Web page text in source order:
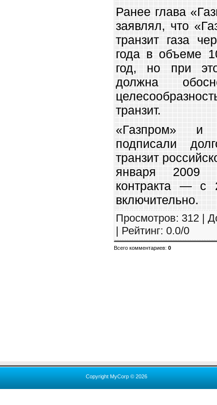
Ранее глава
заявлял, что
транзит газа
года в объеме
год, но при
должна
транзит.
«Газпром» и
подписали
транзит
января 2009
контракта — с
включительно.
Просмотров: 312 |
| Рейтинг: 0.0/0
Всего комментариев: 0
Copyright MyCorp © 2026